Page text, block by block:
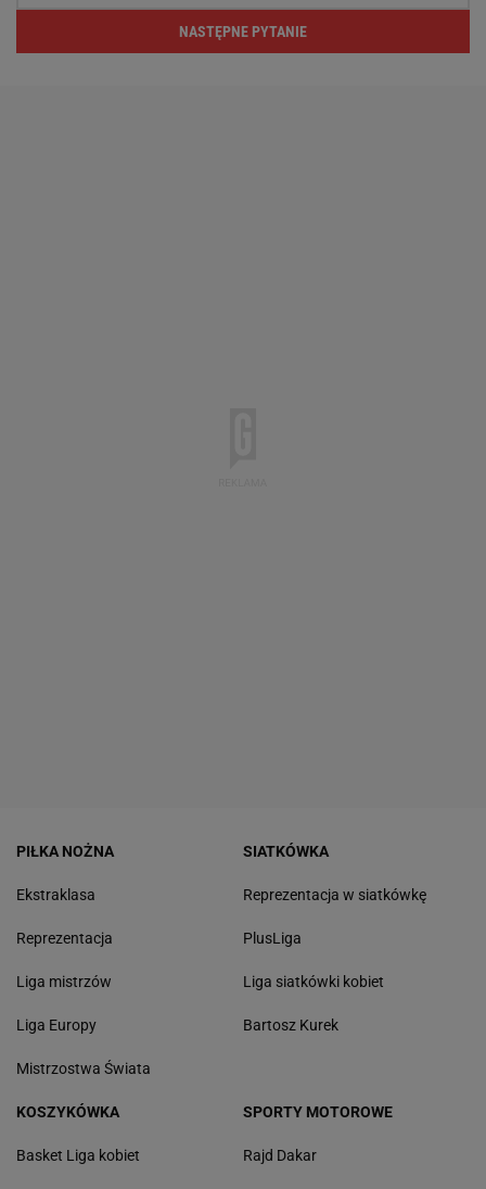
NASTĘPNE PYTANIE
PIŁKA NOŻNA
Ekstraklasa
Reprezentacja
Liga mistrzów
Liga Europy
Mistrzostwa Świata
SIATKÓWKA
Reprezentacja w siatkówkę
PlusLiga
Liga siatkówki kobiet
Bartosz Kurek
KOSZYKÓWKA
Basket Liga kobiet
SPORTY MOTOROWE
Rajd Dakar